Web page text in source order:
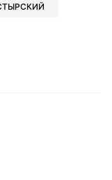
Google news
в Viber
в LinkedIn